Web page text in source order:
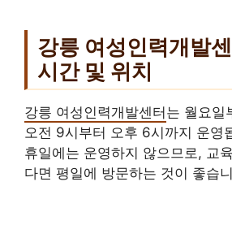
강릉 여성인력개발
시간 및 위치
강릉 여성인력개발센터 는 월요일
오전 9시부터 오후 6시까지 운영
휴일에는 운영하지 않으므로, 교
다면 평일에 방문하는 것이 좋습